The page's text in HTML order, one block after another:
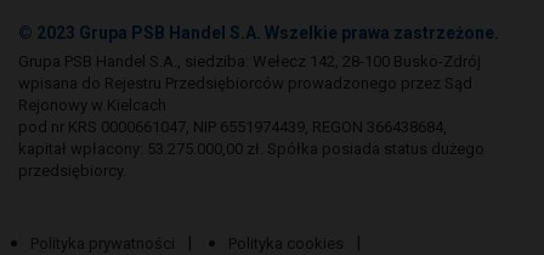
© 2023 Grupa PSB Handel S.A. Wszelkie prawa zastrzeżone.
Grupa PSB Handel S.A., siedziba: Wełecz 142, 28-100 Busko-Zdrój
wpisana do Rejestru Przedsiębiorców prowadzonego przez Sąd
Rejonowy w Kielcach
pod nr KRS 0000661047, NIP 6551974439, REGON 366438684,
kapitał wpłacony: 53.275.000,00 zł. Spółka posiada status dużego
przedsiębiorcy.
Polityka prywatności Polityka cookies